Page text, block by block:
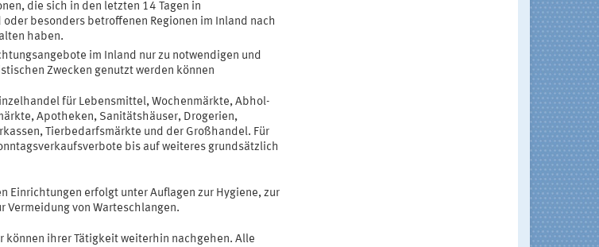
die sich in den letzten 14 Tagen in
besonders betroffenen Regionen im Inland nach
haben.
im Inland nur zu notwendigen und
Zwecken genutzt werden können
für Lebensmittel, Wochenmärkte, Abhol-
Apotheken, Sanitätshäuser, Drogerien,
Tierbedarfsmärkte und der Großhandel. Für
bis auf weiteres grundsätzlich
Einrichtungen erfolgt unter Auflagen zur Hygiene, zur
Vermeidung von Warteschlangen.
können ihrer Tätigkeit weiterhin nachgehen. Alle